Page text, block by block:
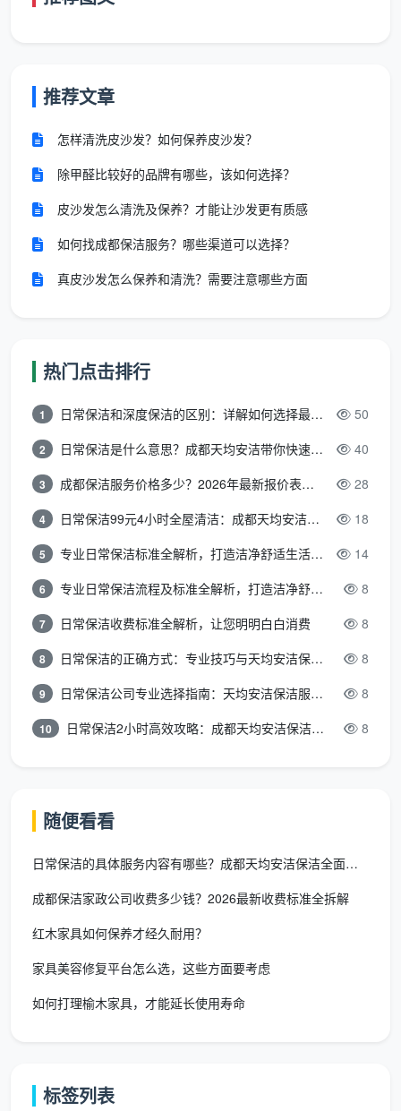
开关面板擦拭
墙角线清洁
局部污渍处理
天花板简单维护：低处天花板区域处理
可见蛛网清除
低处天花板擦拭
客厅区域专项服务
客厅作为家庭活动中心，天均安洁保洁提供以下专
项服务：
家具表面清洁
木质家具护理：桌椅、柜子、茶几等
表面全面擦拭
抽屉外部清洁
家具腿部清洁
靠垫整理归位
局部污渍处理
定期翻转建议
家电表面清洁
表面污渍清除
推荐文章
怎样清洗皮沙发？如何保养皮沙发？
除甲醛比较好的品牌有哪些，该如何选择？
皮沙发怎么清洗及保养？才能让沙发更有质感
如何找成都保洁服务？哪些渠道可以选择？
真皮沙发怎么保养和清洗？需要注意哪些方面
热门点击排行
1 日常保洁和深度保洁的区别：详解如何选择最适合的清洁服务 50
2 日常保洁是什么意思？成都天均安洁带你快速区分“日常vs深度vs开荒” 40
3 成都保洁服务价格多少？2026年最新报价表来了，这一篇看透所有费用 28
4 日常保洁99元4小时全屋清洁：成都天均安洁保洁超值服务全解析 18
5 专业日常保洁标准全解析，打造洁净舒适生活空间 14
6 专业日常保洁流程及标准全解析，打造洁净舒适环境 8
7 日常保洁收费标准全解析，让您明明白白消费 8
8 日常保洁的正确方式：专业技巧与天均安洁保洁服务全解析 8
9 日常保洁公司专业选择指南：天均安洁保洁服务全解析 8
10 日常保洁2小时高效攻略：成都天均安洁保洁专业时间管理方案 8
随便看看
日常保洁的具体服务内容有哪些？成都天均安洁保洁全面解析
成都保洁家政公司收费多少钱？2026最新收费标准全拆解
红木家具如何保养才经久耐用？
家具美容修复平台怎么选，这些方面要考虑
如何打理榆木家具，才能延长使用寿命
标签列表